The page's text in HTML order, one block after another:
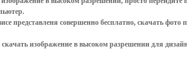
представленя совершенно бесплатно, скачать фото
изображение в высоком разрешении для